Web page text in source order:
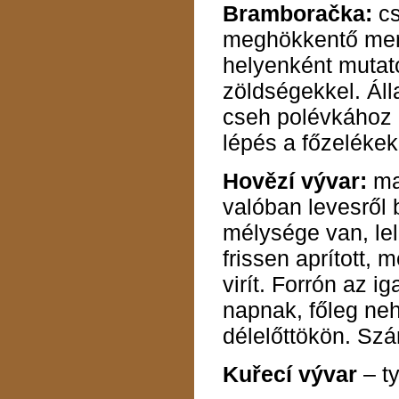
Bramboračka:
meghökkentő
helyenként
zöldségekkel.
cseh
lépés a
Hovězí vývar:
valóban levesről
mélysége van,
frissen aprított,
virít. Forrón az
napnak, főleg
délelőttökön.
Kuřecí vývar–